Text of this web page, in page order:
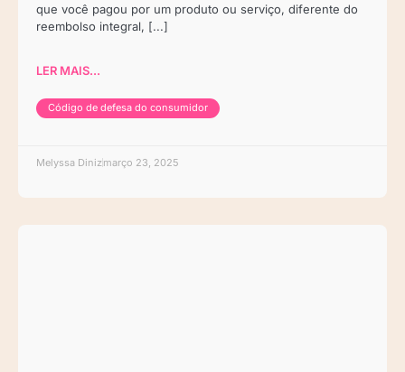
que você pagou por um produto ou serviço, diferente do
reembolso integral, [...]
LER MAIS...
Código de defesa do consumidor
Melyssa Dinizmarço 23, 2025